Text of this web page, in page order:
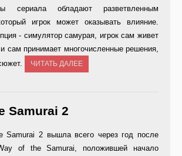
сериала обладают разветвленным
игрок может оказывать влияние.
- симулятор самурая, игрок сам живет
сам принимает многочисленные решения,
ЧИТАТЬ ДАЛЕЕ
Samurai 2
Samurai 2 вышла всего через год после
of the Samurai, положившей начало